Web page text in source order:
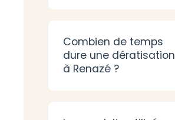
Combien de temps
dure une dératisation
à Renazé ?